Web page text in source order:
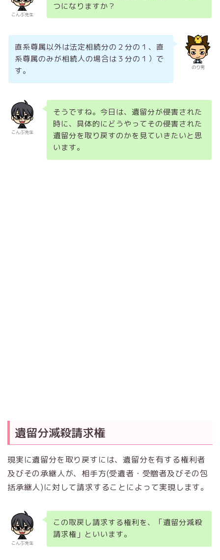
こんぶ先生
つになりますか？
のり男
直系尊属以外は法定相続分の２分の１、直
系尊属のみが相続人の場合は３分の１）で
す。
こんぶ先生
そうですね。今日は、遺留分が侵害された
時に、具体的にどうやってその侵害された
遺留分を取り戻すのかを見ていきたいと思
います。
遺留分減殺請求権
現実に遺留分を取り戻すには、遺留分を有する権利者
及びその承継人が、相手方(受遺者・受贈者及びその包
括承継人)に対して請求することによって実現します。
こんぶ先生
この取戻し請求する権利を、「遺留分減殺
請求権」といいます。